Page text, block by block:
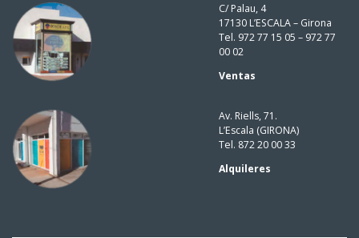
C/ Palau, 4
17130 L’ESCALA – Girona
Tel. 972 77 15 05 – 972 77
00 02
Ventas
Av. Riells, 71.
L’Escala (GIRONA)
Tel. 872 20 00 33
Alquileres